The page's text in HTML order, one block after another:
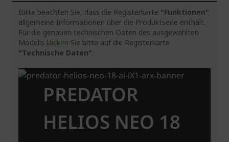
Bitte beachten Sie, dass die Registerkarte "Funktionen"
allgemeine Informationen über die Produktserie enthält.
Für die genauen technischen Daten des ausgewählten
Modells klicken Sie bitte auf die Registerkarte
"Technische Daten".